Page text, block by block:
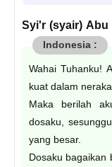
Syi'r (syair) Abu
Wahai Tuhanku!
kuat dalam
Maka berilah
dosaku,
yang besar.
Dosaku bagaikan